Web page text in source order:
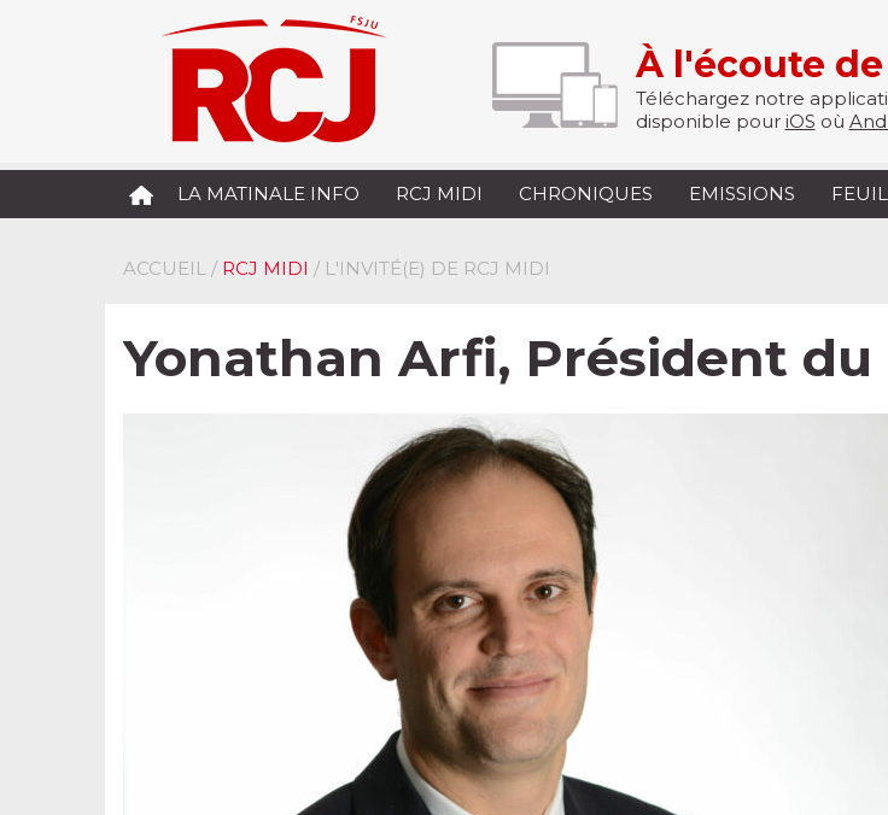
À l'écoute
Téléchargez notre
disponible pour iOS où
LA MATINALE INFO RCJ MIDI CHRONIQUES EMISSIONS
ACCUEIL / RCJ MIDI / L'INVITÉ(E) DE RCJ MIDI
Yonathan Arfi, Président du